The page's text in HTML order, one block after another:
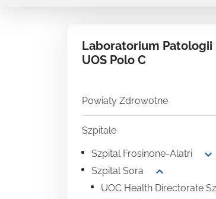
Laboratorium Patologii
UOS Polo C
Powiaty Zdrowotne
Szpitale
Szpital Frosinone-Alatri expand_more
Szpital Sora expand_more
UOC Health Directorate